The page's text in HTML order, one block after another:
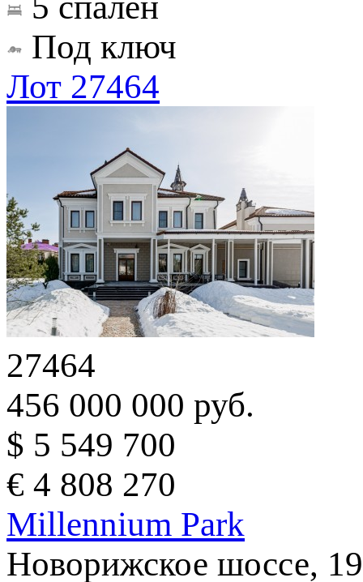
Под ключ
Лот 27464
27464
456 000 000 руб.
$ 5 549 700
€ 4 808 270
Millennium Park
Новорижское шоссе,